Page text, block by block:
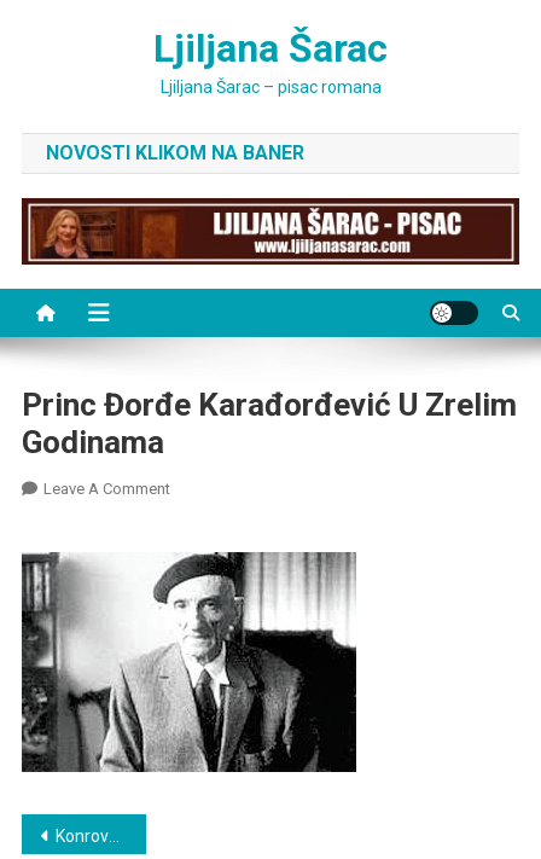
Ljiljana Šarac
Ljiljana Šarac – pisac romana
NOVOSTI KLIKOM NA BANER
Princ Đorđe Karađorđević U Zrelim
Godinama
Leave A CommentOn
Karađorđević
U
Zrelim
Godinama
Post
Konroverzni princ u mom romanu